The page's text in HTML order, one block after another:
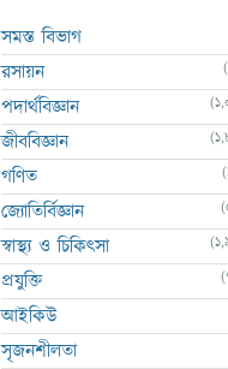
সমস্ত বিভাগ
রসায়ন
পদার্থবিজ্ঞান
জীববিজ্ঞান
গণিত
জ্যোতির্বিজ্ঞান
স্বাস্থ্য ও চিকিৎসা
প্রযুক্তি
আইকিউ
সৃজনশীলতা